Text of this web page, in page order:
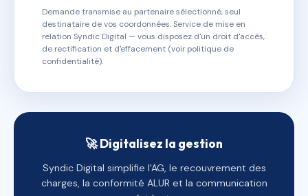
Demande transmise au partenaire sélectionné, seul
destinataire de vos coordonnées. Service de mise en
relation Syndic Digital — vous disposez d'un droit d'accès,
de rectification et d'effacement (voir politique de
confidentialité).
🚀 Digitalisez la gestion
Syndic Digital simplifie l'AG, le recouvrement des
charges, la conformité ALUR et la communication